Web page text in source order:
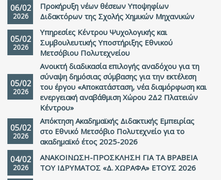
06/02
2026
Προκήρυξη νέων θέσεων Υποψηφίων
Διδακτόρων της Σχολής Χημικών Μηχανικών
05/02
2026
Υπηρεσίες Κέντρου Ψυχολογικής και
Συμβουλευτικής Υποστήριξης Εθνικού
Μετσόβιου Πολυτεχνείου
05/02
2026
Ανοικτή διαδικασία επιλογής αναδόχου για τη
σύναψη δημόσιας σύμβασης για την εκτέλεση
του έργου «Αποκατάσταση, νέα διαμόρφωση και
ενεργειακή αναβάθμιση Χώρου 2Δ2 Πλατειών
Κέντρου»
05/02
2026
Απόκτηση Ακαδημαϊκής Διδακτικής Εμπειρίας
στο Εθνικό Μετσόβιο Πολυτεχνείο για το
ακαδημαϊκό έτος 2025-2026
04/02
2026
ΑΝΑΚΟΙΝΩΣΗ-ΠΡΟΣΚΛΗΣΗ ΓΙΑ ΤΑ ΒΡΑΒΕΙΑ
ΤΟΥ ΙΔΡΥΜΑΤΟΣ «Δ. ΧΩΡΑΦΑ» ΕΤΟΥΣ 2026